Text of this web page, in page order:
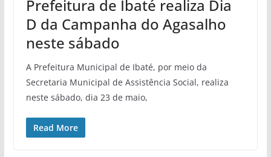
Prefeitura de Ibaté realiza Dia
D da Campanha do Agasalho
neste sábado
A Prefeitura Municipal de Ibaté, por meio da
Secretaria Municipal de Assistência Social, realiza
neste sábado, dia 23 de maio,
Read More